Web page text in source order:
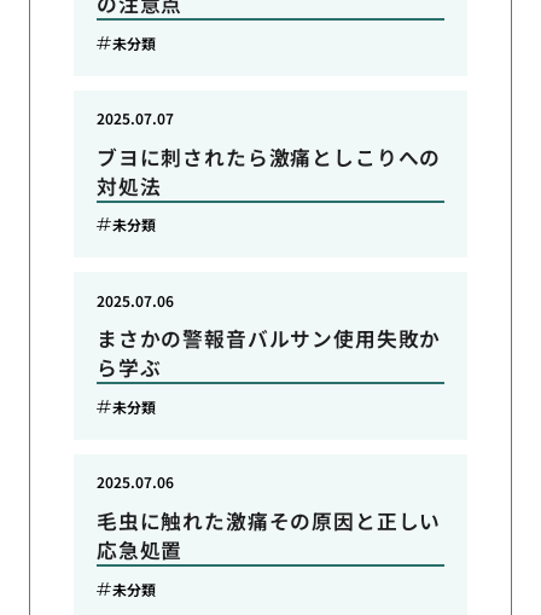
未分類
ブヨに刺されたら激痛としこりへの
対処法
2025.07.07
未分類
まさかの警報音バルサン使用失敗か
ら学ぶ
2025.07.06
未分類
毛虫に触れた激痛その原因と正しい
応急処置
2025.07.06
未分類